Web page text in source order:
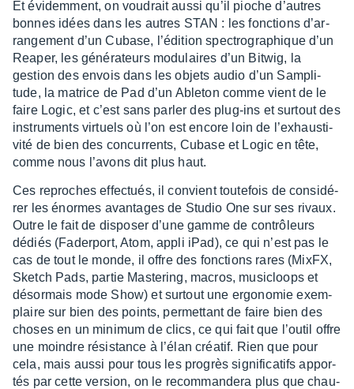
Et évidem­ment, on voudrait aussi qu’il pioche d’autres
bonnes idées dans les autres STAN : les fonc­tions d’ar­
ran­ge­ment d’un Cubase, l’édi­tion spec­tro­gra­phique d’un
Reaper, les géné­ra­teurs modu­laires d’un Bitwig, la
gestion des envois dans les objets audio d’un Sampli­
tude, la matrice de Pad d’un Able­ton comme vient de le
faire Logic, et c’est sans parler des plug-ins et surtout des
instru­ments virtuels où l’on est encore loin de l’ex­haus­ti­
vité de bien des concur­rents, Cubase et Logic en tête,
comme nous l’avons dit plus haut.
Ces reproches effec­tués, il convient toute­fois de consi­dé­
rer les énormes avan­tages de Studio One sur ses rivaux.
Outre le fait de dispo­ser d’une gamme de contrô­leurs
dédiés (Fader­port, Atom, appli iPad), ce qui n’est pas le
cas de tout le monde, il offre des fonc­tions rares (MixFX,
Sketch Pads, partie Maste­ring, macros, musi­cloops et
désor­mais mode Show) et surtout une ergo­no­mie exem­
plaire sur bien des points, permet­tant de faire bien des
choses en un mini­mum de clics, ce qui fait que l’ou­til offre
une moindre résis­tance à l’élan créa­tif. Rien que pour
cela, mais aussi pour tous les progrès signi­fi­ca­tifs appor­
tés par cette version, on le recom­man­dera plus que chau­